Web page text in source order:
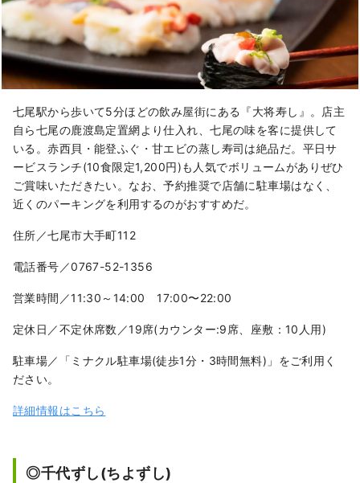
七尾駅から歩いて5分ほどの飲み屋街にある『大将寿し』。店主
自ら七尾の鹿渡島定置網より仕入れ、七尾の味を客に提供して
いる。赤西貝・能登ふぐ・甘エビの蒸し寿司は絶品だ。平日サ
ービスランチ(10食限定1,200円)も人気でボリュームがありぜひ
ご賞味いただきたい。なお、予約推奨で店舗に駐車場はなく、
近くのパーキングを利用するのがおすすめだ。
住所／七尾市大手町112
電話番号／0767-52-1356
営業時間／11:30～14:00 17:00〜22:00
定休日／不定休席数／19席(カウンター:9席、座敷：10人用)
駐車場／「ミナクル駐車場(徒歩1分・3時間無料)」をご利用く
ださい。
詳細情報はこちら
◎千代ずし(ちよずし)